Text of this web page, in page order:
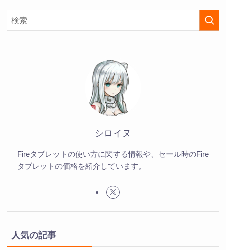
シロイヌ
Fireタブレットの使い方に関する情報や、セール時のFire
タブレットの価格を紹介しています。
人気の記事